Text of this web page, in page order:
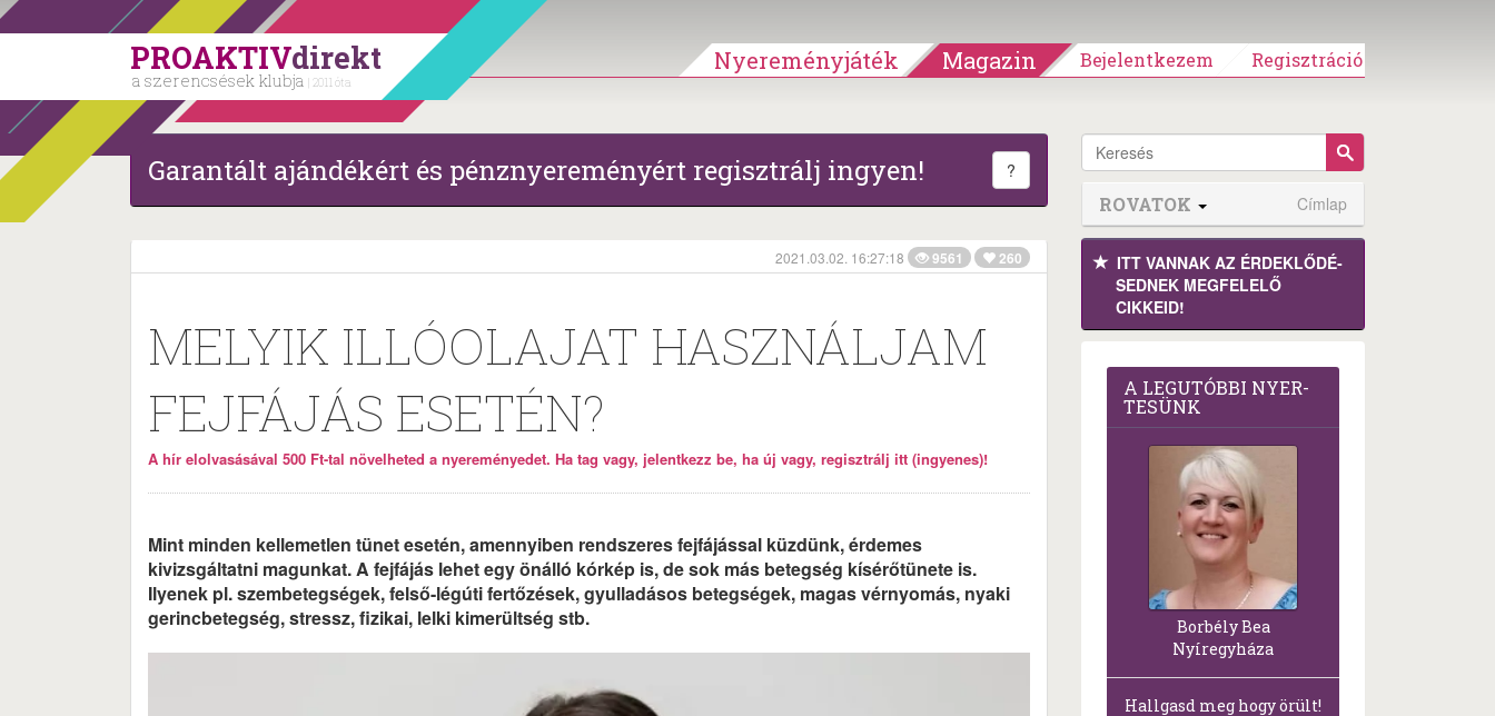
PROAKTIVdirekt
a szerencsések klubja | 2011 óta
Nyereményjáték Magazin Bejelentkezem Regisztráció
Garantált ajándékért és pénznyereményért regisztrálj ingyen! ?
2021.03.02. 16:27:18 9561 260
MELYIK ILLÓOLAJAT HASZNÁLJAM
FEJFÁJÁS ESETÉN?
A hír elolvasásával 500 Ft-tal növelheted a nyereményedet. Ha tag vagy, jelentkezz be, ha új vagy, regisztrálj itt (ingyenes)!
Mint minden kellemetlen tünet esetén, amennyiben rendszeres fejfájással küzdünk, érdemes
kivizsgáltatni magunkat. A fejfájás lehet egy önálló kórkép is, de sok más betegség kísérőtünete is.
Ilyenek pl. szembetegségek, felső-légúti fertőzések, gyulladásos betegségek, magas vérnyomás, nyaki
gerincbetegség, stressz, fizikai, lelki kimerültség stb.
ROVATOK Címlap
ITT VANNAK AZ ÉRDEK­LŐDÉ­
SEDNEK MEGFE­LELŐ
CIKKEID!
A LEG­U­TÓB­BI NYER­
TE­SÜNK
Borbély Bea
Nyíregyháza
Hallgasd meg hogy örült!